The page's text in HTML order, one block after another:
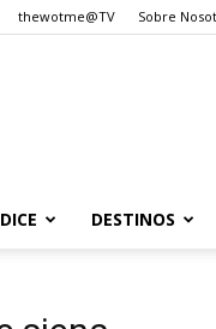
thewotme@TV Sobre
DESTINOS